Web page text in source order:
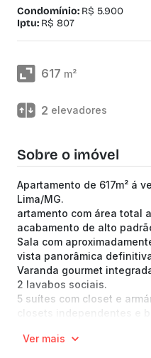
Condomínio: R$ 5.900
Iptu: R$ 807
617 m²
2 elevadores
Sobre o imóvel
Apartamento de 617m² á
Lima/MG.
artamento com área total
acabamento de alto
Sala com
vista panorâmica
Varanda gourmet
2 lavabos sociais.
5 suítes com closet e
closets independentes e
Cozinha planejada com
Ver mais